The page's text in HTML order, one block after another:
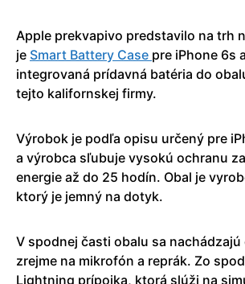
Apple prekvapivo predstavilo na trh
je Smart Battery Case pre iPhone 6s
integrovaná prídavná batéria do
tejto kalifornskej firmy.
Výrobok je podľa opisu určený pre
a výrobca sľubuje vysokú ochranu
energie až do 25 hodín. Obal je
ktorý je jemný na dotyk.
V spodnej časti obalu sa
zrejme na mikrofón a reprák. Zo
Lightning prípojka, ktorá slúži na